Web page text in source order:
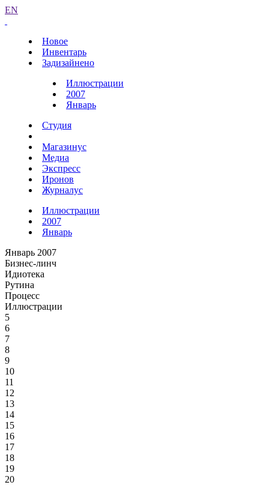
EN
Новое
Инвентарь
Задизайнено
Иллюстрации
2007
Январь
Студия
Магазинус
Медиа
Экспресс
Иронов
Журналус
Иллюстрации
2007
Январь
Январь 2007
Бизнес-линч
Идиотека
Рутина
Процесс
Иллюстрации
5
6
7
8
9
10
11
12
13
14
15
16
17
18
19
20